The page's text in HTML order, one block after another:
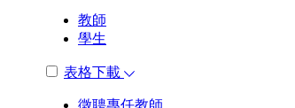
教師
學生
表格下載
徵聘專任教師